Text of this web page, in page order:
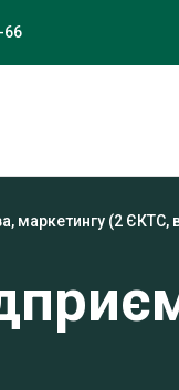
66
маркетингу (2 ЄКТС,